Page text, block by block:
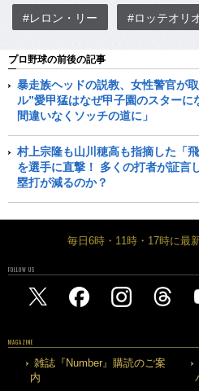
#レロン・リー #ロッテオリ
プロ野球の前後の記事
暴走族ヘッドの説教、女性警官が
ル”愛甲猛はなぜ甲子園のスター
間違いなくソッチの道に」
村上宗隆も山川穂高も指摘した「
を選手に直撃！ 多くの打者が証
塁打が減るのか？
毎日6時・11時・17時に最
FOLLOW US
MAGAZINE
雑誌『Number』購読のご案
内